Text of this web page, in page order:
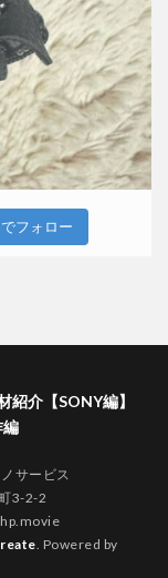
フォロー
紹介【SONY編】
編
サービス
3-2-2
. Powered by